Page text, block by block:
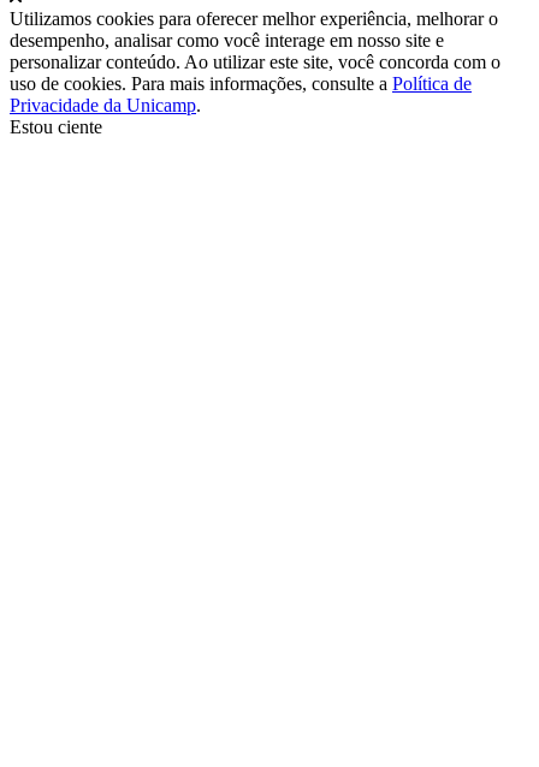
Utilizamos cookies para oferecer melhor experiência, melhorar o
desempenho, analisar como você interage em nosso site e
personalizar conteúdo. Ao utilizar este site, você concorda com o
uso de cookies. Para mais informações, consulte a Política de
Privacidade da Unicamp.
Estou ciente